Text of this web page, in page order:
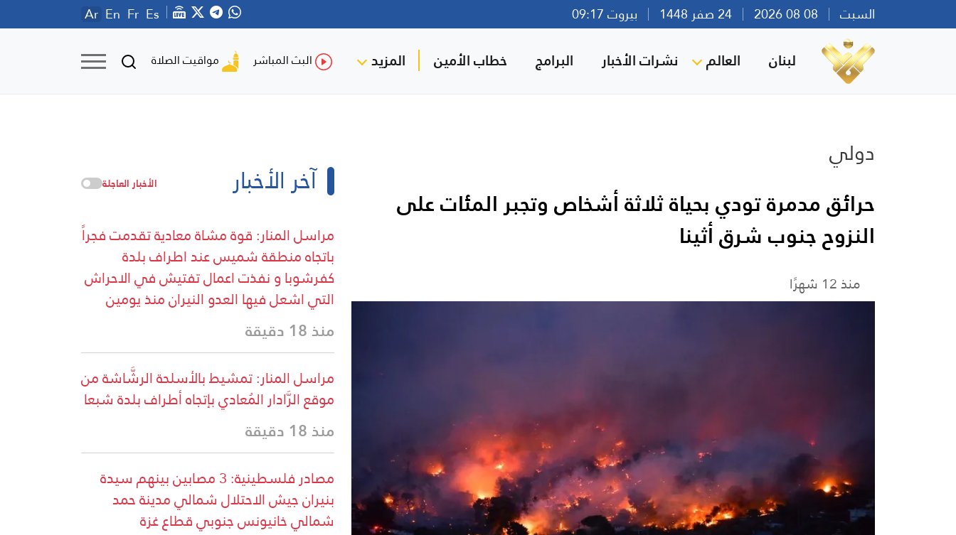
السبت بيروت 09:17 Ar En Fr Es
لبنان العالم نشرات الأخبار البرامج خطاب الأمين المزيد البث المباشر مواقيت الصلاة
دولي
حرائق مدمرة تودي بحياة ثلاثة أشخاص وتجبر المئات على
النزوح جنوب شرق أثينا
منذ 12 شهرًا
آخر الأخبار الأخبار العاجلة
مراسل المنار: قوة مشاة معادية تقدمت فجراً
باتجاه منطقة شميس عند اطراف بلدة
كفرشوبا و نفذت اعمال تفتيش في الاحراش
التي اشعل فيها العدو النيران منذ يومين
منذ 18 دقيقة
مراسل المنار: تمشيط بالأسلحة الرشَّاشة من
موقع الرَّادار المُعادي بإتجاه أطراف بلدة شبعا
منذ 18 دقيقة
مصادر فلسطينية: 3 مصابين بينهم سيدة
بنيران جيش الاحتلال شمالي مدينة حمد
شمالي خانيونس جنوبي قطاع غزة